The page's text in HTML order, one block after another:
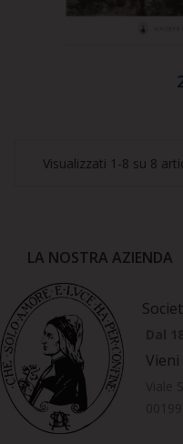
Visualizzati 1-8 su 8
LA NOSTRA AZIENDA
Vieni